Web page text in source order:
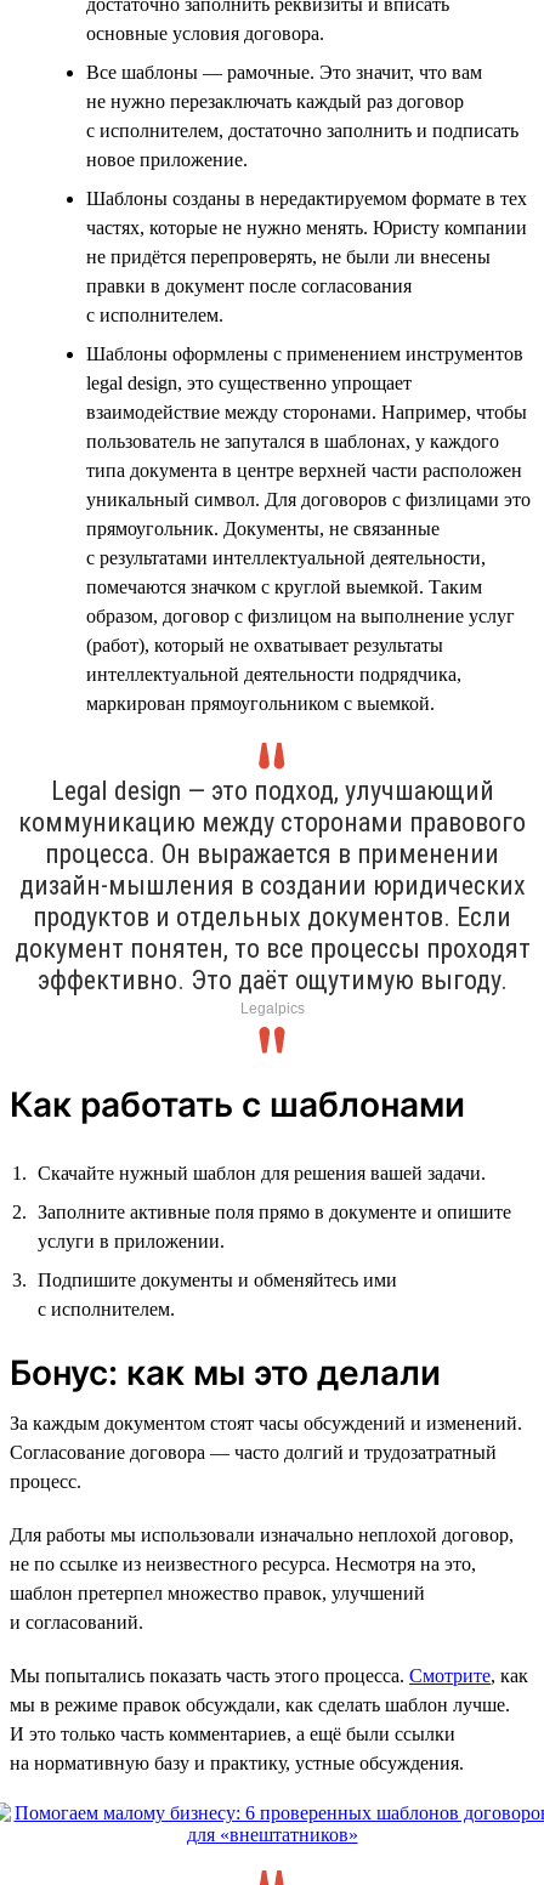
основные условия договора.
Все шаблоны — рамочные. Это значит, что вам
не нужно перезаключать каждый раз договор
с исполнителем, достаточно заполнить и подписать
новое приложение.
Шаблоны созданы в нередактируемом формате в тех
частях, которые не нужно менять. Юристу компании
не придётся перепроверять, не были ли внесены
правки в документ после согласования
с исполнителем.
Шаблоны оформлены с применением инструментов
legal design, это существенно упрощает
взаимодействие между сторонами. Например, чтобы
пользователь не запутался в шаблонах, у каждого
типа документа в центре верхней части расположен
уникальный символ. Для договоров с физлицами это
прямоугольник. Документы, не связанные
с результатами интеллектуальной деятельности,
помечаются значком с круглой выемкой. Таким
образом, договор с физлицом на выполнение услуг
(работ), который не охватывает результаты
интеллектуальной деятельности подрядчика,
маркирован прямоугольником с выемкой.
Legal design — это подход, улучшающий
коммуникацию между сторонами правового
процесса. Он выражается в применении
дизайн-мышления в создании юридических
продуктов и отдельных документов. Если
документ понятен, то все процессы проходят
эффективно. Это даёт ощутимую выгоду.
Legalpics
Как работать с шаблонами
Скачайте нужный шаблон для решения вашей задачи.
Заполните активные поля прямо в документе и опишите
услуги в приложении.
Подпишите документы и обменяйтесь ими
с исполнителем.
Бонус: как мы это делали
За каждым документом стоят часы обсуждений и изменений.
Согласование договора — часто долгий и трудозатратный
процесс.
Для работы мы использовали изначально неплохой договор,
не по ссылке из неизвестного ресурса. Несмотря на это,
шаблон претерпел множество правок, улучшений
и согласований.
Мы попытались показать часть этого процесса. Смотрите, как
мы в режиме правок обсуждали, как сделать шаблон лучше.
И это только часть комментариев, а ещё были ссылки
на нормативную базу и практику, устные обсуждения.